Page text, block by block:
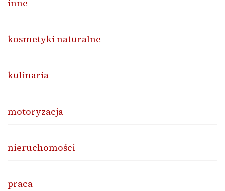
inne
kosmetyki naturalne
kulinaria
motoryzacja
nieruchomości
praca